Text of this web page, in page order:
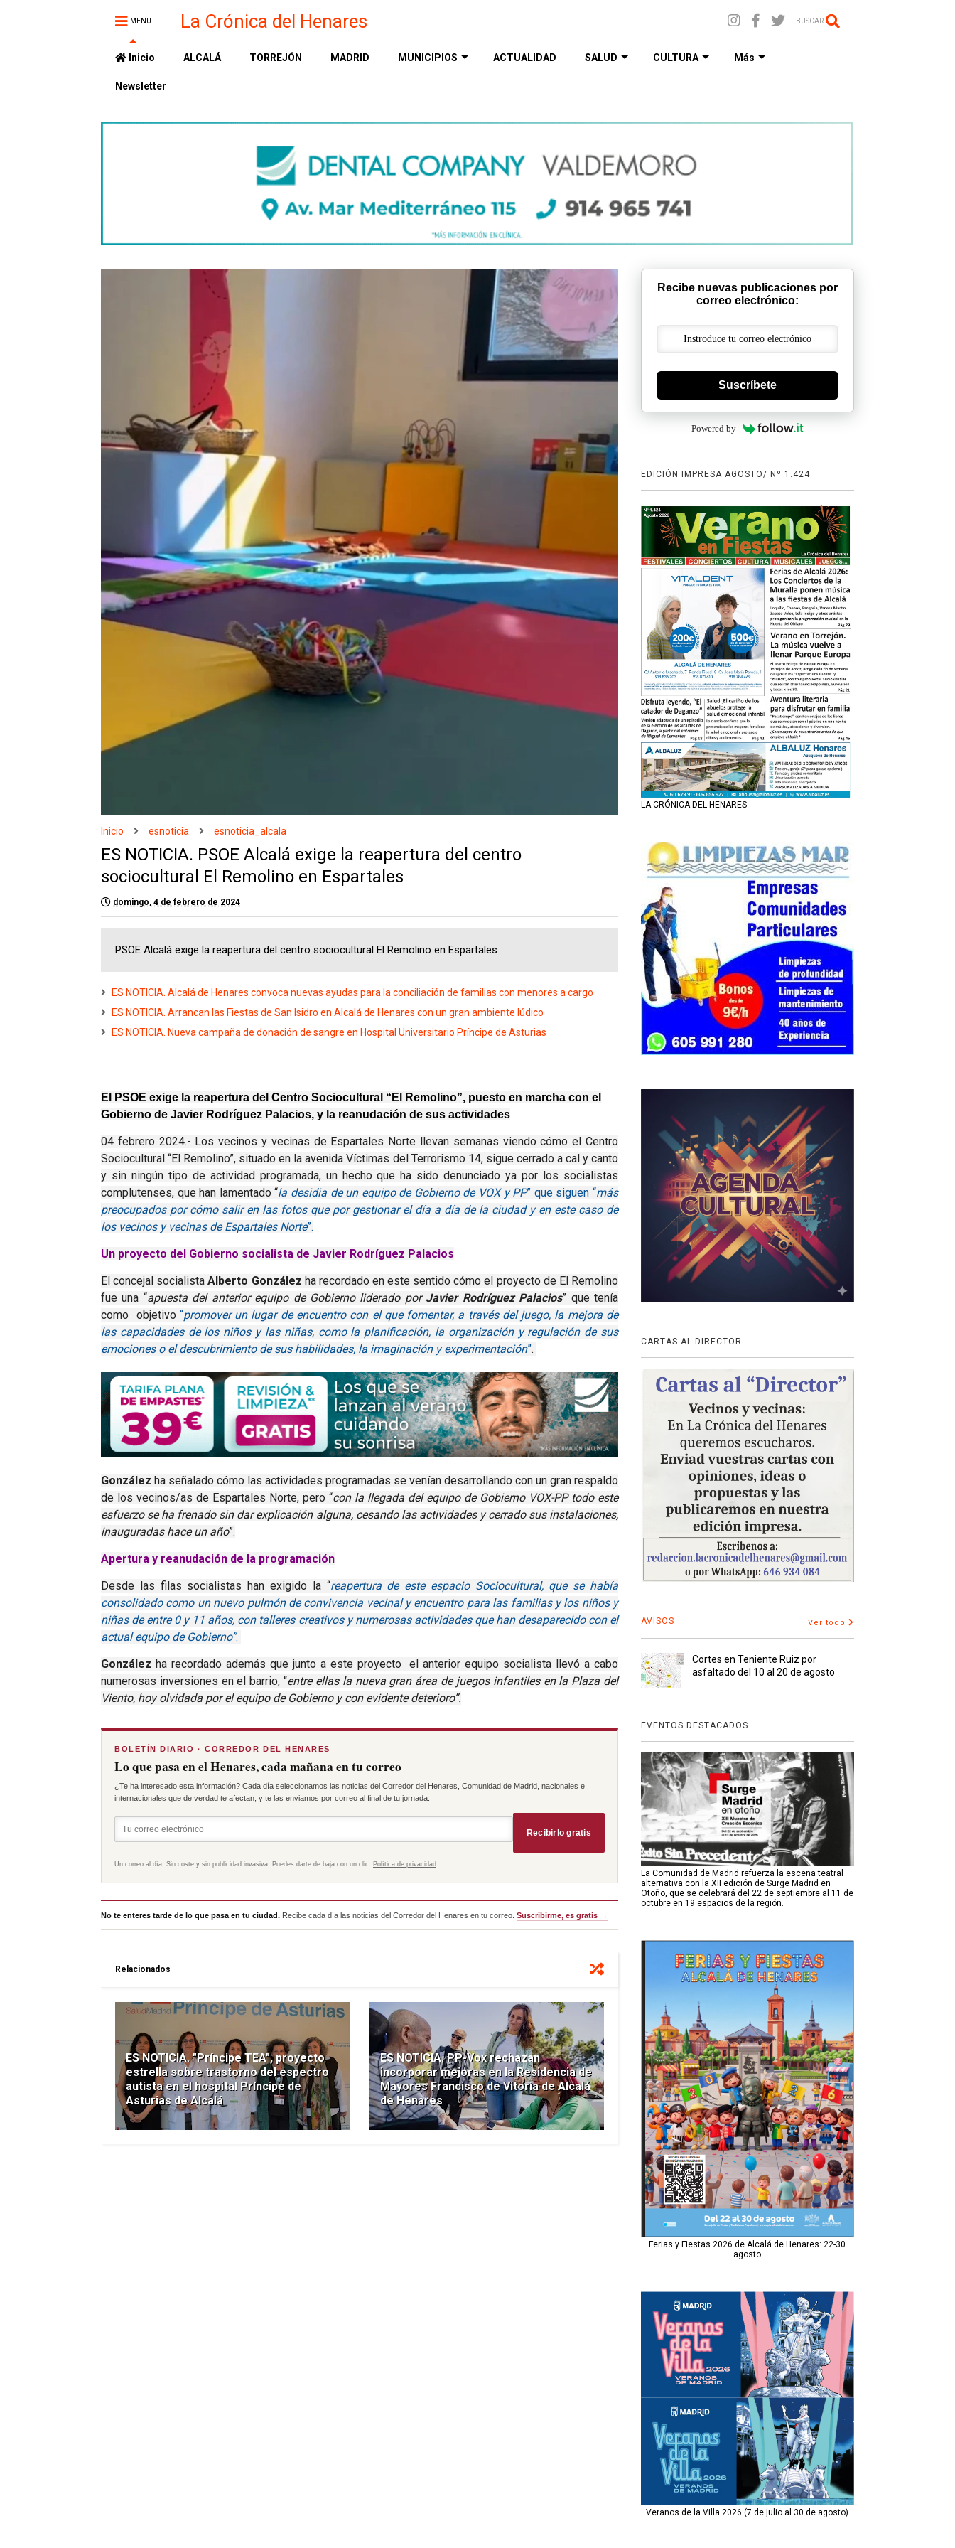
MENU La Crónica del Henares BUSCAR
Inicio ALCALÁ TORREJÓN MADRID MUNICIPIOS ACTUALIDAD SALUD CULTURA Más
Newsletter
Inicio esnoticia esnoticia_alcala
ES NOTICIA. PSOE Alcalá exige la reapertura del centro
sociocultural El Remolino en Espartales
domingo, 4 de febrero de 2024
PSOE Alcalá exige la reapertura del centro sociocultural El Remolino en Espartales
ES NOTICIA. Alcalá de Henares convoca nuevas ayudas para la conciliación de familias con menores a cargo
ES NOTICIA. Arrancan las Fiestas de San Isidro en Alcalá de Henares con un gran ambiente lúdico
ES NOTICIA. Nueva campaña de donación de sangre en Hospital Universitario Príncipe de Asturias
El PSOE exige la reapertura del Centro Sociocultural “El Remolino”, puesto en marcha con el
Gobierno de Javier Rodríguez Palacios, y la reanudación de sus actividades
04 febrero 2024.- Los vecinos y vecinas de Espartales Norte llevan semanas viendo cómo el Centro
Sociocultural “El Remolino”, situado en la avenida Víctimas del Terrorismo 14, sigue cerrado a cal y canto
y sin ningún tipo de actividad programada, un hecho que ha sido denunciado ya por los socialistas
complutenses, que han lamentado “la desidia de un equipo de Gobierno de VOX y PP” que siguen “más
preocupados por cómo salir en las fotos que por gestionar el día a día de la ciudad y en este caso de
los vecinos y vecinas de Espartales Norte”.
Un proyecto del Gobierno socialista de Javier Rodríguez Palacios
El concejal socialistaAlberto González ha recordado en este sentido cómo el proyecto de El Remolino
fue una “apuesta del anterior equipo de Gobierno liderado porJavier Rodríguez Palacios” que tenía
como objetivo “promover un lugar de encuentro con el que fomentar,a través del juego, la mejora de
las capacidades de los niños y las niñas, como la planificación, la organización y regulación de sus
emocioneso el descubrimiento de sus habilidades, la imaginación y experimentación”.
González ha señalado cómo las actividades programadas se venían desarrollando con un gran respaldo
de los vecinos/as de Espartales Norte, pero “con la llegada del equipo de Gobierno VOX-PP todo este
esfuerzo se ha frenado sin dar explicación alguna, cesando las actividades y cerrado sus instalaciones,
inauguradas hace un año”.
Apertura y reanudación de la programación
Desde las filas socialistas han exigido la “reapertura de este espacio Sociocultural, que se había
consolidado como un nuevo pulmón de convivencia vecinal y encuentro para las familias y los niños y
niñasde entre 0 y 11 años, con talleres creativos y numerosas actividadesque han desaparecido con el
actual equipo de Gobierno”.
González ha recordado además que junto a este proyecto el anterior equipo socialista llevó a cabo
numerosas inversiones en el barrio, “entre ellas la nuevagran área de juegos infantiles en la Plaza del
Viento, hoy olvidada por el equipo de Gobierno y con evidente deterioro”.
BOLETÍN DIARIO · CORREDOR DEL HENARES
Lo que pasa en el Henares, cada mañana en tu correo
¿Te ha interesado esta información? Cada día seleccionamos las noticias del Corredor del Henares, Comunidad de Madrid, nacionales e
internacionales que de verdad te afectan, y te las enviamos por correo al final de tu jornada.
Recibirlo gratis
Un correo al día. Sin coste y sin publicidad invasiva. Puedes darte de baja con un clic. Política de privacidad
No te enteres tarde de lo que pasa en tu ciudad. Recibe cada día las noticias del Corredor del Henares en tu correo. Suscribirme, es gratis →
Relacionados
ES NOTICIA. "Príncipe TEA", proyecto
estrella sobre trastorno del espectro
autista en el hospital Príncipe de
Asturias de Alcalá
ES NOTICIA. PP-Vox rechazan
incorporar mejoras en la Residencia de
Mayores Francisco de Vitoria de Alcalá
de Henares
Recibe nuevas publicaciones por
correo electrónico:
Suscríbete
Powered by
EDICIÓN IMPRESA AGOSTO/ Nº 1.424
LA CRÓNICA DEL HENARES
CARTAS AL DIRECTOR
AVISOS Ver todo
Cortes en Teniente Ruiz por
asfaltado del 10 al 20 de agosto
EVENTOS DESTACADOS
La Comunidad de Madrid refuerza la escena teatral
alternativa con la XII edición de Surge Madrid en
Otoño, que se celebrará del 22 de septiembre al 11 de
octubre en 19 espacios de la región.
Ferias y Fiestas 2026 de Alcalá de Henares: 22-30
agosto
Veranos de la Villa 2026 (7 de julio al 30 de agosto)